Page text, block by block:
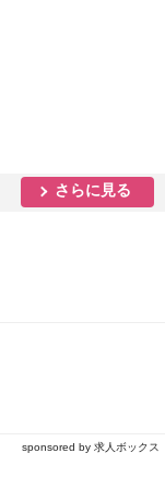
さらに見る
sponsored by 求人ボックス